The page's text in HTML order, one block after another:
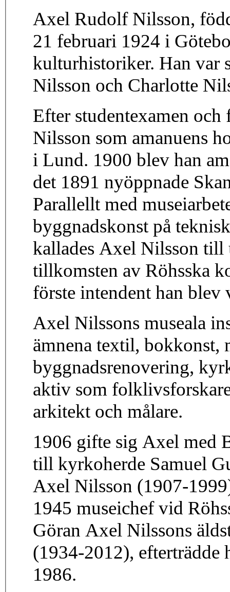
Axel Rudolf Nilsson,
21 februari 1924 i
kulturhistoriker. Han var
Nilsson och Charlotte
Efter studentexamen
Nilsson som amanuens
i Lund. 1900 blev han
det 1891 nyöppnade
Parallellt med
byggnadskonst på
kallades Axel Nilsson till
tillkomsten av Röhsska
förste intendent han blev
Axel Nilssons museala
ämnena textil, bokkonst,
byggnadsrenovering,
aktiv som
arkitekt och målare.
1906 gifte sig Axel med
till kyrkoherde Samuel
Axel Nilsson (1907-
1945 museichef vid
Göran Axel Nilssons
(1934-2012), efterträdde
1986.